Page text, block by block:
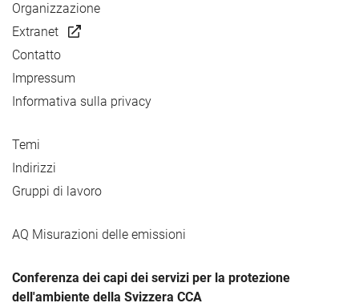
Organizzazione
Extranet
Contatto
Impressum
Informativa sulla privacy
Temi
Indirizzi
Gruppi di lavoro
AQ Misurazioni delle emissioni
Conferenza dei capi dei servizi per la protezione
dell'ambiente della Svizzera CCA